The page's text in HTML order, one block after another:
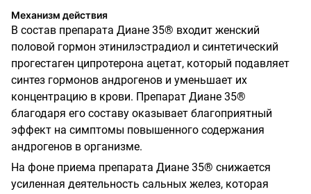
Механизм действия
В состав препарата Диане 35® входит женский
половой гормон этинилэстрадиол и синтетический
прогестаген ципротерона ацетат, который подавляет
синтез гормонов андрогенов и уменьшает их
концентрацию в крови. Препарат Диане 35®
благодаря его составу оказывает благоприятный
эффект на симптомы повышенного содержания
андрогенов в организме.
На фоне приема препарата Диане 35® снижается
усиленная деятельность сальных желез, которая